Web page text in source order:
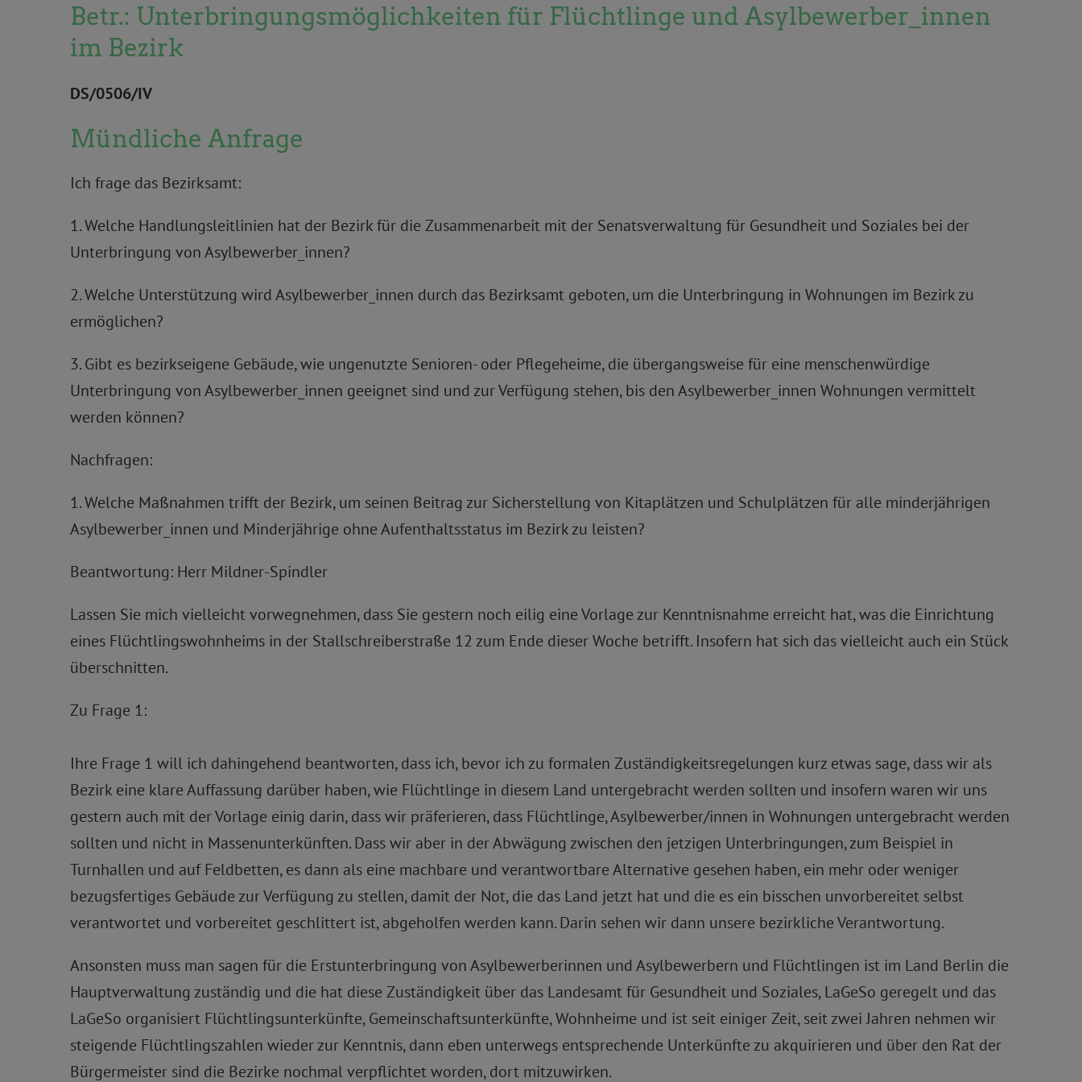
Betr.: Unterbringungsmöglichkeiten für Flüchtlinge und Asylbewerber_innen
im Bezirk
DS/0506/IV
Mündliche Anfrage
Ich frage das Bezirksamt:
1. Welche Handlungsleitlinien hat der Bezirk für die Zusammenarbeit mit der Senatsverwaltung für Gesundheit und Soziales bei der
Unterbringung von Asylbewerber_innen?
2. Welche Unterstützung wird Asylbewerber_innen durch das Bezirksamt geboten, um die Unterbringung in Wohnungen im Bezirk zu
ermöglichen?
3. Gibt es bezirkseigene Gebäude, wie ungenutzte Senioren- oder Pflegeheime, die übergangsweise für eine menschenwürdige
Unterbringung von Asylbewerber_innen geeignet sind und zur Verfügung stehen, bis den Asylbewerber_innen Wohnungen vermittelt
werden können?
Nachfragen:
1. Welche Maßnahmen trifft der Bezirk, um seinen Beitrag zur Sicherstellung von Kitaplätzen und Schulplätzen für alle minderjährigen
Asylbewerber_innen und Minderjährige ohne Aufenthaltsstatus im Bezirk zu leisten?
Beantwortung: Herr Mildner-Spindler
Lassen Sie mich vielleicht vorwegnehmen, dass Sie gestern noch eilig eine Vorlage zur Kenntnisnahme erreicht hat, was die Einrichtung
eines Flüchtlingswohnheims in der Stallschreiberstraße 12 zum Ende dieser Woche betrifft. Insofern hat sich das vielleicht auch ein Stück
überschnitten.
Zu Frage 1:
Ihre Frage 1 will ich dahingehend beantworten, dass ich, bevor ich zu formalen Zuständigkeitsregelungen kurz etwas sage, dass wir als
Bezirk eine klare Auffassung darüber haben, wie Flüchtlinge in diesem Land untergebracht werden sollten und insofern waren wir uns
gestern auch mit der Vorlage einig darin, dass wir präferieren, dass Flüchtlinge, Asylbewerber/innen in Wohnungen untergebracht werden
sollten und nicht in Massenunterkünften. Dass wir aber in der Abwägung zwischen den jetzigen Unterbringungen, zum Beispiel in
Turnhallen und auf Feldbetten, es dann als eine machbare und verantwortbare Alternative gesehen haben, ein mehr oder weniger
bezugsfertiges Gebäude zur Verfügung zu stellen, damit der Not, die das Land jetzt hat und die es ein bisschen unvorbereitet selbst
verantwortet und vorbereitet geschlittert ist, abgeholfen werden kann. Darin sehen wir dann unsere bezirkliche Verantwortung.
Ansonsten muss man sagen für die Erstunterbringung von Asylbewerberinnen und Asylbewerbern und Flüchtlingen ist im Land Berlin die
Hauptverwaltung zuständig und die hat diese Zuständigkeit über das Landesamt für Gesundheit und Soziales, LaGeSo geregelt und das
LaGeSo organisiert Flüchtlingsunterkünfte, Gemeinschaftsunterkünfte, Wohnheime und ist seit einiger Zeit, seit zwei Jahren nehmen wir
steigende Flüchtlingszahlen wieder zur Kenntnis, dann eben unterwegs entsprechende Unterkünfte zu akquirieren und über den Rat der
Bürgermeister sind die Bezirke nochmal verpflichtet worden, dort mitzuwirken.